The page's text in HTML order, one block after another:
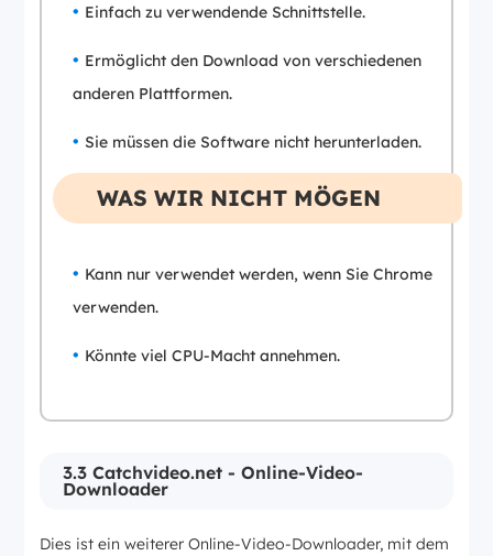
Einfach zu verwendende Schnittstelle.
Ermöglicht den Download von verschiedenen
anderen Plattformen.
Sie müssen die Software nicht herunterladen.
WAS WIR NICHT MÖGEN
Kann nur verwendet werden, wenn Sie Chrome
verwenden.
Könnte viel CPU-Macht annehmen.
3.3 Catchvideo.net - Online-Video-
Downloader
Dies ist ein weiterer Online-Video-Downloader, mit dem